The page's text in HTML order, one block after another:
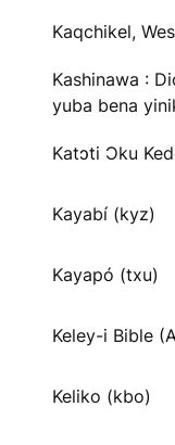
Kaqchikel,
Kashinawa :
yuba bena
Katɔti Ɔku
Kayabí (kyz)
Kayapó (txu)
Keley-i Bible
Keliko (kbo)